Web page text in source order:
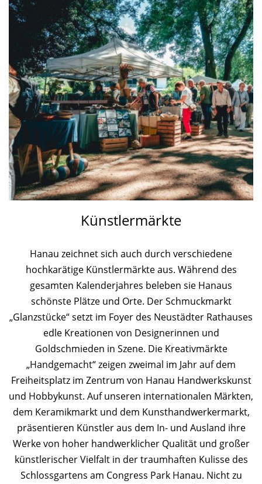
Künstlermärkte
Hanau zeichnet sich auch durch verschiedene
hochkarätige Künstlermärkte aus. Während des
gesamten Kalenderjahres beleben sie Hanaus
schönste Plätze und Orte. Der Schmuckmarkt
„Glanzstücke“ setzt im Foyer des Neustädter Rathauses
edle Kreationen von Designerinnen und
Goldschmieden in Szene. Die Kreativmärkte
„Handgemacht“ zeigen zweimal im Jahr auf dem
Freiheitsplatz im Zentrum von Hanau Handwerkskunst
und Hobbykunst. Auf unseren internationalen Märkten,
dem Keramikmarkt und dem Kunsthandwerkermarkt,
präsentieren Künstler aus dem In- und Ausland ihre
Werke von hoher handwerklicher Qualität und großer
künstlerischer Vielfalt in der traumhaften Kulisse des
Schlossgartens am Congress Park Hanau. Nicht zu